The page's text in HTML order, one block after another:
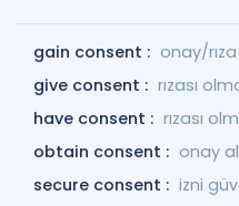
gain consent : onay/
give consent : rızası
have consent : rızası
obtain consent : onay
secure consent : izni